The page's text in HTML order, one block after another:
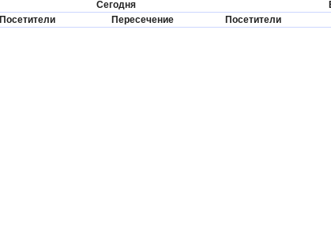
Сегодня
Посетители Пересечение Посетители